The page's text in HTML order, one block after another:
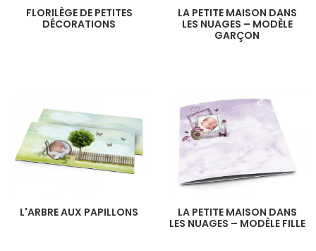
FLORILÈGE DE PETITES
DÉCORATIONS
LA PETITE MAISON DANS
LES NUAGES – MODÈLE
GARÇON
L'ARBRE AUX PAPILLONS
LA PETITE MAISON DANS
LES NUAGES – MODÈLE FILLE